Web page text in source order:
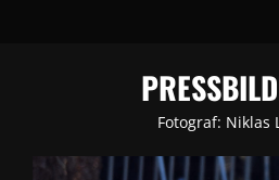
Fotograf: Niklas